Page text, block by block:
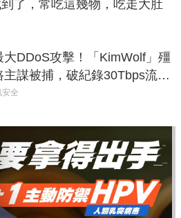
了，常吃這幾物，吃走大肚
大DDoS攻擊！「KimWolf」殭
主謀被捕，破紀錄30Tbps流量
！
安全